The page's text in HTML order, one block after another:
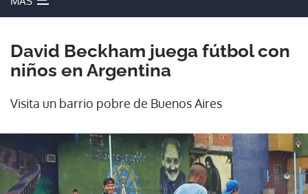
David Beckham juega fútbol con
niños en Argentina
Visita un barrio pobre de Buenos Aires